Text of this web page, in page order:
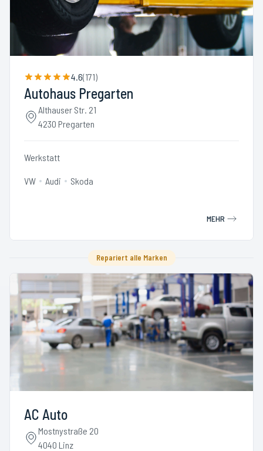
4.6(171)
Autohaus Pregarten
Althauser Str. 21
4230 Pregarten
Werkstatt
VW Audi Skoda
MEHR
Repariert alle Marken
AC Auto
Mostnystraße 20
4040 Linz